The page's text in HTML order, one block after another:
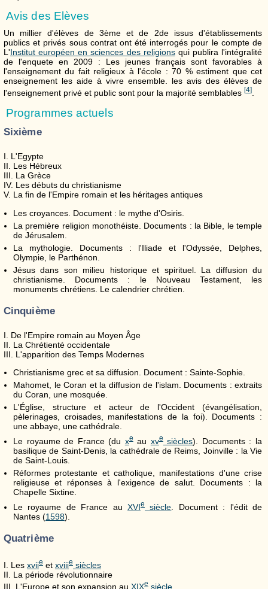
Avis des Elèves
Un millier d'élèves de 3ème et de 2de issus d'établissements
publics et privés sous contrat ont été interrogés pour le compte de
L'Institut européen en sciences des religionsqui publira l'intégralité
de l'enquete en 2009 : Les jeunes français sont favorables à
l'enseignement du fait religieux à l'école : 70 % estiment que cet
enseignement les aide à vivre ensemble. les avis des élèves de
l'enseignement privé et public sont pour la majorité semblables [4]
Programmes actuels
Sixième
I. L'Egypte
II. Les Hébreux
III. La Grèce
IV. Les débuts du christianisme
V. La fin de l'Empire romain et les héritages antiques
Les croyances. Document : le mythe d'Osiris.
La première religion monothéiste. Documents : la Bible, le temple
de Jérusalem.
La mythologie. Documents : l'Iliade et l'Odyssée, Delphes,
Olympie, le Parthénon.
Jésus dans son milieu historique et spirituel. La diffusion du
christianisme. Documents : le Nouveau Testament, les
monuments chrétiens. Le calendrier chrétien.
Cinquième
I. De l'Empire romain au Moyen Âge
II. La Chrétienté occidentale
III. L'apparition des Temps Modernes
Christianisme grec et sa diffusion. Document : Sainte-Sophie.
Mahomet, le Coran et la diffusion de l'islam. Documents : extraits
du Coran, une mosquée.
L'Église, structure et acteur de l'Occident (évangélisation,
pèlerinages, croisades, manifestations de la foi). Documents :
une abbaye, une cathédrale.
Le royaume de France (du xeau xvesiècles). Documents : la
basilique de Saint-Denis, la cathédrale de Reims, Joinville : la Vie
de Saint-Louis.
Réformes protestante et catholique, manifestations d'une crise
religieuse et réponses à l'exigence de salut. Documents : la
Chapelle Sixtine.
Le royaume de France au XVIe siècle . Document : l'édit de
Nantes (1598).
Quatrième
I. Les xviie et xviiie siècles
II. La période révolutionnaire
III. L'Europe et son expansion au XIXe siècle